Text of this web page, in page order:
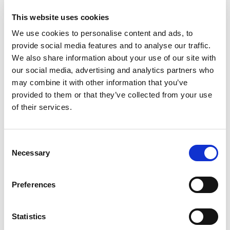
This website uses cookies
We use cookies to personalise content and ads, to
provide social media features and to analyse our traffic.
We also share information about your use of our site with
our social media, advertising and analytics partners who
may combine it with other information that you’ve
provided to them or that they’ve collected from your use
of their services.
Selection
Necessary
Preferences
Statistics
Blog
Ontdek hoe je als ouders effectief kunnen
begeleiden bij het maken van huiswerk met onze
praktische ouderkaart.
Valentijnsdag: de leukste lesideeën op
een rij!